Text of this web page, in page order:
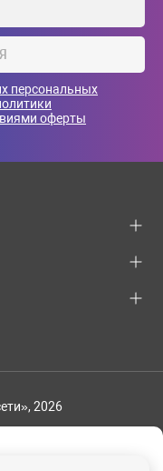
персональных
оферты
2026